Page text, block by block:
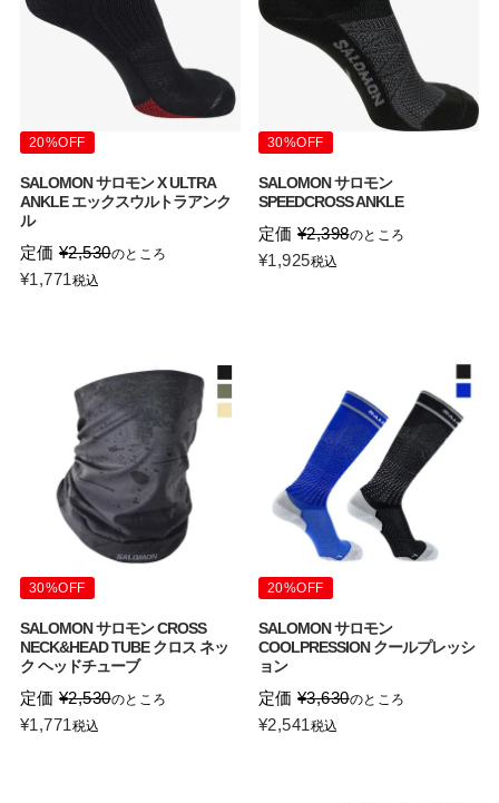
20%OFF
SALOMON サロモン X ULTRA
ANKLE エックスウルトラアンク
ル
定価 ¥2,530のところ
¥1,771税込
30%OFF
SALOMON サロモン
SPEEDCROSS ANKLE
定価 ¥2,398のところ
¥1,925税込
30%OFF
SALOMON サロモン CROSS
NECK&HEAD TUBE クロス ネッ
ク ヘッドチューブ
定価 ¥2,530のところ
¥1,771税込
20%OFF
SALOMON サロモン
COOLPRESSION クールプレッシ
ョン
定価 ¥3,630のところ
¥2,541税込